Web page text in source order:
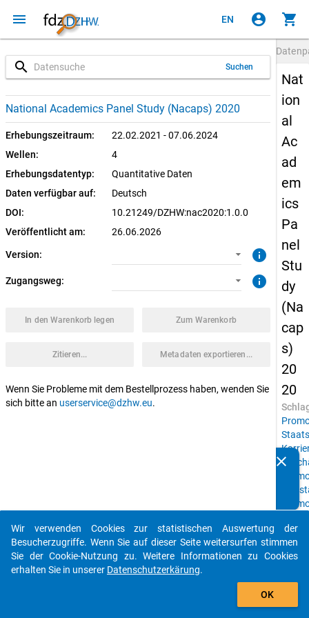
menu EN account_circle shopping_cart
search Suchen
National Academics Panel Study (Nacaps) 2020
Erhebungszeitraum:
22.02.2021 - 07.06.2024
Wellen:
4
Erhebungsdatentyp:
Quantitative Daten
Daten verfügbar auf:
Deutsch
DOI:
10.21249/DZHW:nac2020:1.0.0
Veröffentlicht am:
26.06.2026
Version:
1.0.0 (aktuell)
info
Zugangsweg:
SUF: Remote-Desktop
SUF: On-Site
info
In den Warenkorb legen Zum Warenkorb
Zitieren... Metadaten exportieren...
Wenn Sie Probleme mit dem Bestellprozess haben, wenden Sie
sich bitte an userservice@dzhw.eu.
Nat
ion
al
Ac
ad
em
ics
Pa
nel
Stu
dy
(Na
cap
s)
20
20
clear
auto_stories
add_shopping_cart
Wir verwenden Cookies zur statistischen Auswertung der
Besucherzugriffe. Wenn Sie auf dieser Seite weitersurfen stimmen
Sie der Cookie-Nutzung zu. Weitere Informationen zu Cookies
erhalten Sie in unserer Datenschutzerkärung.
OK